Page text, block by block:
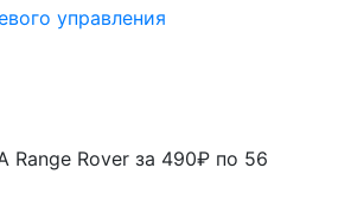
управления
Rover за 490₽ по 56